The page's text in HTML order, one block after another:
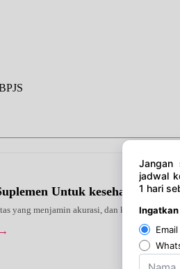
Untuk kesehatan
yang menjamin akurasi, dan kenyamanan